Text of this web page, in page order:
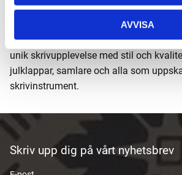
AVVISA
Kollektionen kombinerar schweizisk
med inspirerande vinterpoesi. Varje
serien speglar den rena, frostiga
unik skrivupplevelse med stil och
julklappar, samlare och alla som
skrivinstrument.
Skriv upp dig på vårt nyhetsbrev